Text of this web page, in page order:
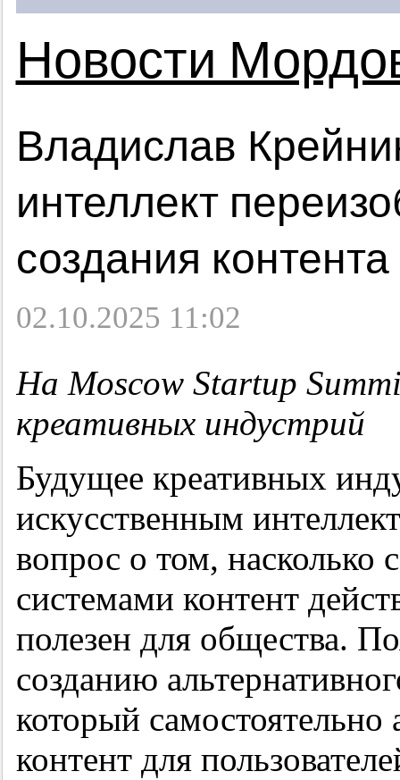
Новости
Владислав
интеллект
создания контента
02.10.2025 11:02
На Moscow Startup
креативных индустрий
Будущее креативных
искусственным
вопрос о том, насколько
системами контент
полезен для общества.
созданию
который самостоятельно
контент для